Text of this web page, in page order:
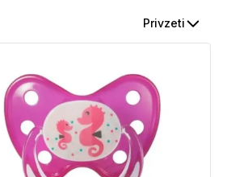
Privzeti